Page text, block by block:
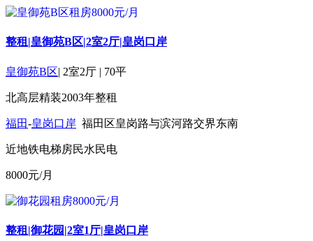
整租|皇御苑B区|2室2厅|皇岗口岸
皇御苑B区| 2室2厅 | 70平
北高层精装2003年整租
福田-皇岗口岸 福田区皇岗路与滨河路交界东南
近地铁电梯房民水民电
8000元/月
整租|御花园|2室1厅|皇岗口岸